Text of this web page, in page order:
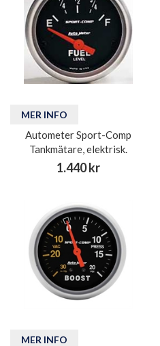
MER INFO
Autometer Sport-Comp
Tankmätare, elektrisk.
1.440 kr
MER INFO